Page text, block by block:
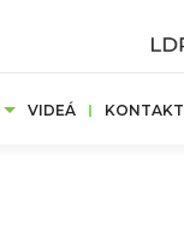
VIDEÁ KONTAKT